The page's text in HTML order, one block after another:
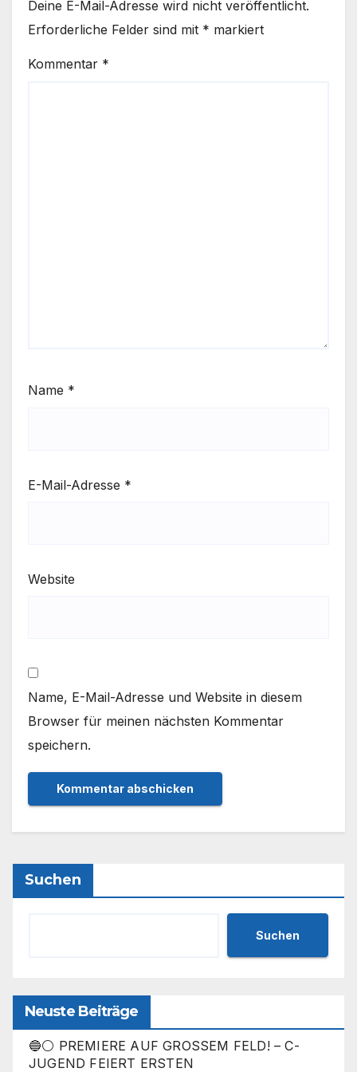
Deine E-Mail-Adresse wird nicht veröffentlicht.
Erforderliche Felder sind mit * markiert
Kommentar *
Name *
E-Mail-Adresse *
Website
Name, E-Mail-Adresse und Website in diesem
Browser für meinen nächsten Kommentar
speichern.
Suchen
Suchen
Neuste Beiträge
🔵⚪ PREMIERE AUF GROSSEM FELD! – C-
JUGEND FEIERT ERSTEN